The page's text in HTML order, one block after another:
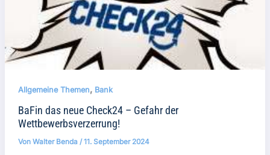
Allgemeine Themen, Bank
BaFin das neue Check24 – Gefahr der
Wettbewerbsverzerrung!
Von Walter Benda /11. September 2024